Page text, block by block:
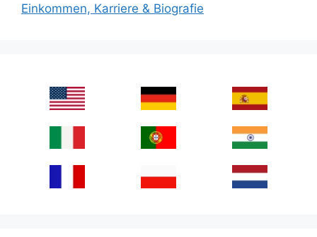
Einkommen, Karriere & Biografie